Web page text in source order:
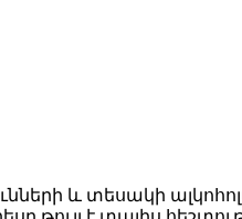
և տեսակի